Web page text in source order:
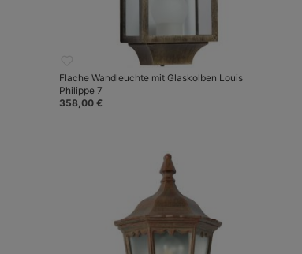
Flache Wandleuchte mit Glaskolben Louis
Philippe 7
358,00 €